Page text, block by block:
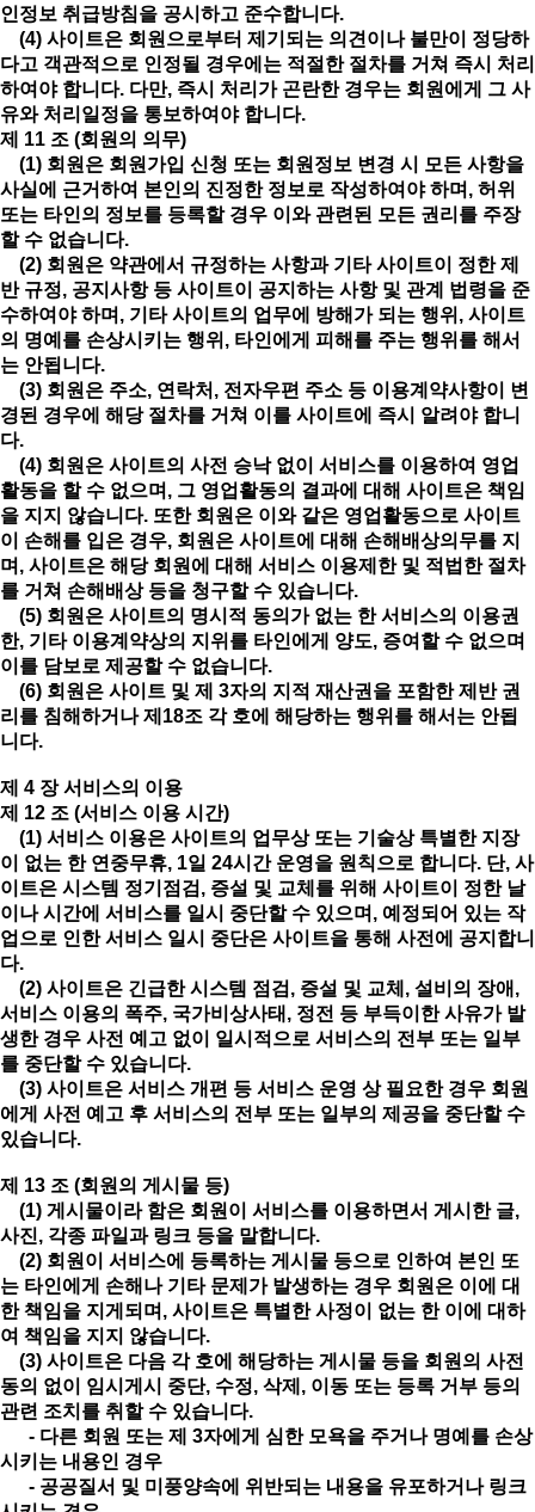
인정보 취급방침을 공시하고 준수합니다.
(4) 사이트은 회원으로부터 제기되는 의견이나 불만이 정당하
다고 객관적으로 인정될 경우에는 적절한 절차를 거쳐 즉시 처리
하여야 합니다. 다만, 즉시 처리가 곤란한 경우는 회원에게 그 사
유와 처리일정을 통보하여야 합니다.
제 11 조 (회원의 의무)
(1) 회원은 회원가입 신청 또는 회원정보 변경 시 모든 사항을
사실에 근거하여 본인의 진정한 정보로 작성하여야 하며, 허위
또는 타인의 정보를 등록할 경우 이와 관련된 모든 권리를 주장
할 수 없습니다.
(2) 회원은 약관에서 규정하는 사항과 기타 사이트이 정한 제
반 규정, 공지사항 등 사이트이 공지하는 사항 및 관계 법령을 준
수하여야 하며, 기타 사이트의 업무에 방해가 되는 행위, 사이트
의 명예를 손상시키는 행위, 타인에게 피해를 주는 행위를 해서
는 안됩니다.
(3) 회원은 주소, 연락처, 전자우편 주소 등 이용계약사항이 변
경된 경우에 해당 절차를 거쳐 이를 사이트에 즉시 알려야 합니
다.
(4) 회원은 사이트의 사전 승낙 없이 서비스를 이용하여 영업
활동을 할 수 없으며, 그 영업활동의 결과에 대해 사이트은 책임
을 지지 않습니다. 또한 회원은 이와 같은 영업활동으로 사이트
이 손해를 입은 경우, 회원은 사이트에 대해 손해배상의무를 지
며, 사이트은 해당 회원에 대해 서비스 이용제한 및 적법한 절차
를 거쳐 손해배상 등을 청구할 수 있습니다.
(5) 회원은 사이트의 명시적 동의가 없는 한 서비스의 이용권
한, 기타 이용계약상의 지위를 타인에게 양도, 증여할 수 없으며
이를 담보로 제공할 수 없습니다.
(6) 회원은 사이트 및 제 3자의 지적 재산권을 포함한 제반 권
리를 침해하거나 제18조 각 호에 해당하는 행위를 해서는 안됩
니다.
제 4 장 서비스의 이용
제 12 조 (서비스 이용 시간)
(1) 서비스 이용은 사이트의 업무상 또는 기술상 특별한 지장
이 없는 한 연중무휴, 1일 24시간 운영을 원칙으로 합니다. 단, 사
이트은 시스템 정기점검, 증설 및 교체를 위해 사이트이 정한 날
이나 시간에 서비스를 일시 중단할 수 있으며, 예정되어 있는 작
업으로 인한 서비스 일시 중단은 사이트을 통해 사전에 공지합니
다.
(2) 사이트은 긴급한 시스템 점검, 증설 및 교체, 설비의 장애,
서비스 이용의 폭주, 국가비상사태, 정전 등 부득이한 사유가 발
생한 경우 사전 예고 없이 일시적으로 서비스의 전부 또는 일부
를 중단할 수 있습니다.
(3) 사이트은 서비스 개편 등 서비스 운영 상 필요한 경우 회원
에게 사전 예고 후 서비스의 전부 또는 일부의 제공을 중단할 수
있습니다.
제 13 조 (회원의 게시물 등)
(1) 게시물이라 함은 회원이 서비스를 이용하면서 게시한 글,
사진, 각종 파일과 링크 등을 말합니다.
(2) 회원이 서비스에 등록하는 게시물 등으로 인하여 본인 또
는 타인에게 손해나 기타 문제가 발생하는 경우 회원은 이에 대
한 책임을 지게되며, 사이트은 특별한 사정이 없는 한 이에 대하
여 책임을 지지 않습니다.
(3) 사이트은 다음 각 호에 해당하는 게시물 등을 회원의 사전
동의 없이 임시게시 중단, 수정, 삭제, 이동 또는 등록 거부 등의
관련 조치를 취할 수 있습니다.
- 다른 회원 또는 제 3자에게 심한 모욕을 주거나 명예를 손상
시키는 내용인 경우
- 공공질서 및 미풍양속에 위반되는 내용을 유포하거나 링크